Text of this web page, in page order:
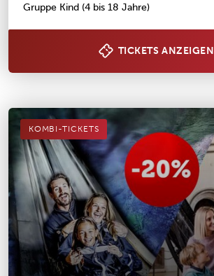
Gruppe Kind (4 bis 18 Jahre)
TICKETS ANZEIGEN
KOMBI-TICKETS